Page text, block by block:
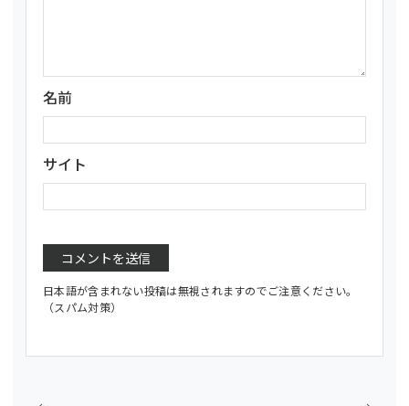
名前
サイト
日本語が含まれない投稿は無視されますのでご注意ください。
（スパム対策）